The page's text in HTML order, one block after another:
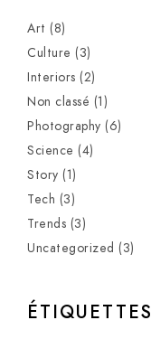
Art (8)
Culture (3)
Interiors (2)
Non classé (1)
Photography (6)
Science (4)
Story (1)
Tech (3)
Trends (3)
Uncategorized (3)
ÉTIQUETTES